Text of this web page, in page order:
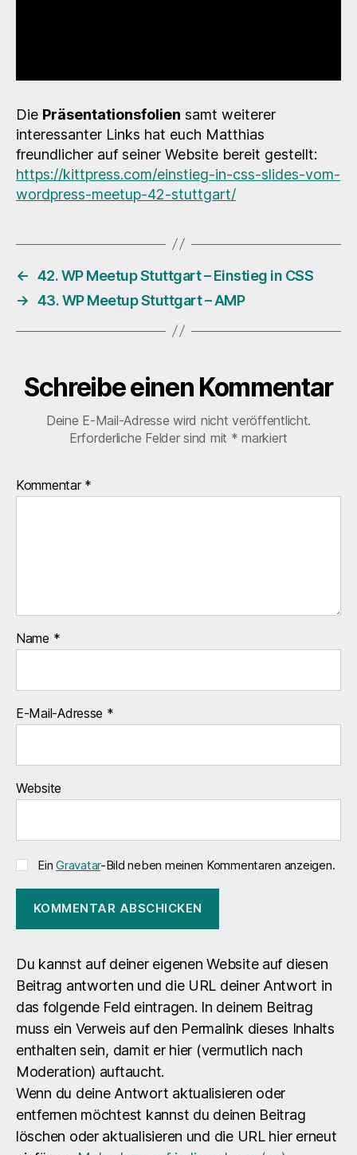
Die Präsentationsfolien samt weiterer
interessanter Links hat euch Matthias
freundlicher auf seiner Website bereit gestellt:
https://kittpress.com/einstieg-in-css-slides-vom-
wordpress-meetup-42-stuttgart/
← 42. WP Meetup Stuttgart – Einstieg in CSS
→ 43. WP Meetup Stuttgart – AMP
Schreibe einen Kommentar
Deine E-Mail-Adresse wird nicht veröffentlicht.
Erforderliche Felder sind mit * markiert
Kommentar *
Name *
E-Mail-Adresse *
Website
EinGravatar-Bild neben meinen Kommentaren anzeigen.
Du kannst auf deiner eigenen Website auf diesen
Beitrag antworten und die URL deiner Antwort in
das folgende Feld eintragen. In deinem Beitrag
muss ein Verweis auf den Permalink dieses Inhalts
enthalten sein, damit er hier (vermutlich nach
Moderation) auftaucht.
Wenn du deine Antwort aktualisieren oder
entfernen möchtest kannst du deinen Beitrag
löschen oder aktualisieren und die URL hier erneut